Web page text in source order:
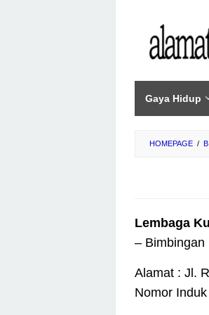
content
Gaya Hidup
HOMEPAGE /
Lembaga
– Bimbingan
Alamat : Jl.
Nomor